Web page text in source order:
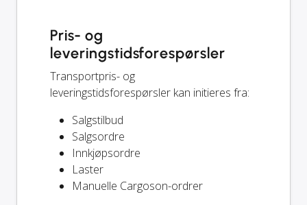
Pris- og
leveringstidsforespørsler
Transportpris- og
leveringstidsforespørsler kan initieres fra:
Salgstilbud
Salgsordre
Innkjøpsordre
Laster
Manuelle Cargoson-ordrer